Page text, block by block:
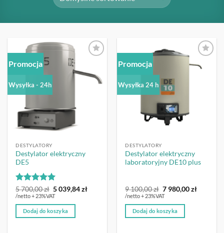
Promocja
Wysyłka - 24h
OBSERWUJ
DESTYLATORY
Destylator elektryczny
DE5
Oceniono 5
na 5
5 700,00zł Pierwotna
cena
5
700,00 zł.
5 039,84złAktualna
/netto + 23%VAT
Dodaj do koszyka
Promocja
Wysyłka 24 h
OBSERWUJ
DESTYLATORY
Destylator elektryczny
laboratoryjny DE10 plus
9 100,00zł Pierwotna
cena
9
100,00 zł.
7 980,00zł
/netto + 23%VAT
Dodaj do koszyka